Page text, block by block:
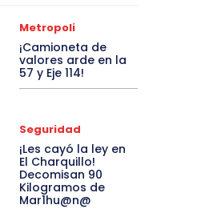
Metropoli
¡Camioneta de
valores arde en la
57 y Eje 114!
Seguridad
¡Les cayó la ley en
El Charquillo!
Decomisan 90
Kilogramos de
Mar1hu@n@